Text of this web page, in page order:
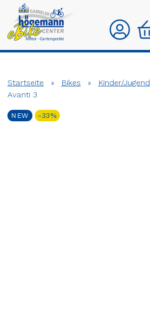
Startseite » Bikes » Kinder/Jugend
Avanti 3
NEW -33%